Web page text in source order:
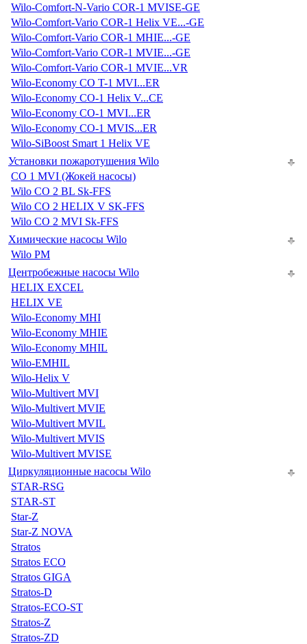
Wilo-Comfort-N-Vario COR-1 MVISE-GE
Wilo-Comfort-Vario COR-1 Helix VE...-GE
Wilo-Comfort-Vario COR-1 MHIE...-GE
Wilo-Comfort-Vario COR-1 MVIE...-GE
Wilo-Comfort-Vario COR-1 MVIE...VR
Wilo-Economy CO T-1 MVI...ER
Wilo-Economy CO-1 Helix V...CE
Wilo-Economy CO-1 MVI...ER
Wilo-Economy CO-1 MVIS...ER
Wilo-SiBoost Smart 1 Helix VE
Установки пожаротушения Wilo
CO 1 MVI (Жокей насосы)
Wilo CO 2 BL Sk-FFS
Wilo CO 2 HELIX V SK-FFS
Wilo CO 2 MVI Sk-FFS
Химические насосы Wilo
Wilo PM
Центробежные насосы Wilo
HELIX EXCEL
HELIX VE
Wilo-Economy MHI
Wilo-Economy MHIE
Wilo-Economy MHIL
Wilo-EMHIL
Wilo-Helix V
Wilo-Multivert MVI
Wilo-Multivert MVIE
Wilo-Multivert MVIL
Wilo-Multivert MVIS
Wilo-Multivert MVISE
Циркуляционные насосы Wilo
STAR-RSG
STAR-ST
Star-Z
Star-Z NOVA
Stratos
Stratos ECO
Stratos GIGA
Stratos-D
Stratos-ECO-ST
Stratos-Z
Stratos-ZD